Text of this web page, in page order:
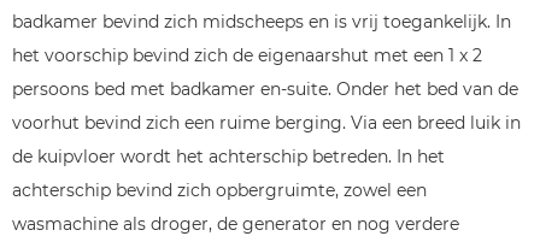
badkamer bevind zich midscheeps en is vrij toegankelijk. In
het voorschip bevind zich de eigenaarshut met een 1 x 2
persoons bed met badkamer en-suite. Onder het bed van de
voorhut bevind zich een ruime berging. Via een breed luik in
de kuipvloer wordt het achterschip betreden. In het
achterschip bevind zich opbergruimte, zowel een
wasmachine als droger, de generator en nog verdere